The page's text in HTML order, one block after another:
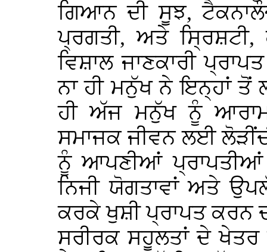
ਗਿਆਨ ਦੀ ਸੂਝ,
ਪ੍ਰਗਤੀ, ਅਤੇ
ਵਿਸ਼ਾਲ ਜਾਣਕਾਰੀ
ਨਾ ਹੀ ਮਨੁੱਖ ਨੇ ਇਨ੍ਹਾਂ ਤੋਂ
ਹੀ ਅੱਜ ਮਨੁੱਖ ਨੂੰ
ਸਮਾਜਕ ਜੀਵਨ ਲਈ
ਨੂੰ ਆਪਣੀਆਂ
ਨਿਜੀ ਯੋਗਤਾਵਾਂ ਅਤੇ
ਕਰਕੇ ਖੁਸ਼ੀ ਪ੍ਰਾਪਤ ਕਰਨ
ਸਰੀਰਕ ਸਹੂਲਤਾਂ ਦੇ ਖੇਤਰ